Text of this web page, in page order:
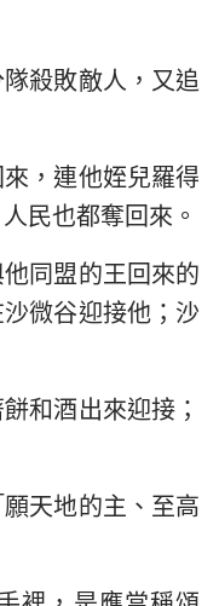
33 34
35
47 48
49
殺敗敵人，又追
，連他姪兒羅得
民也都奪回來。
同盟的王回來的
微谷迎接他；沙
和酒出來迎接；
天地的主、至高